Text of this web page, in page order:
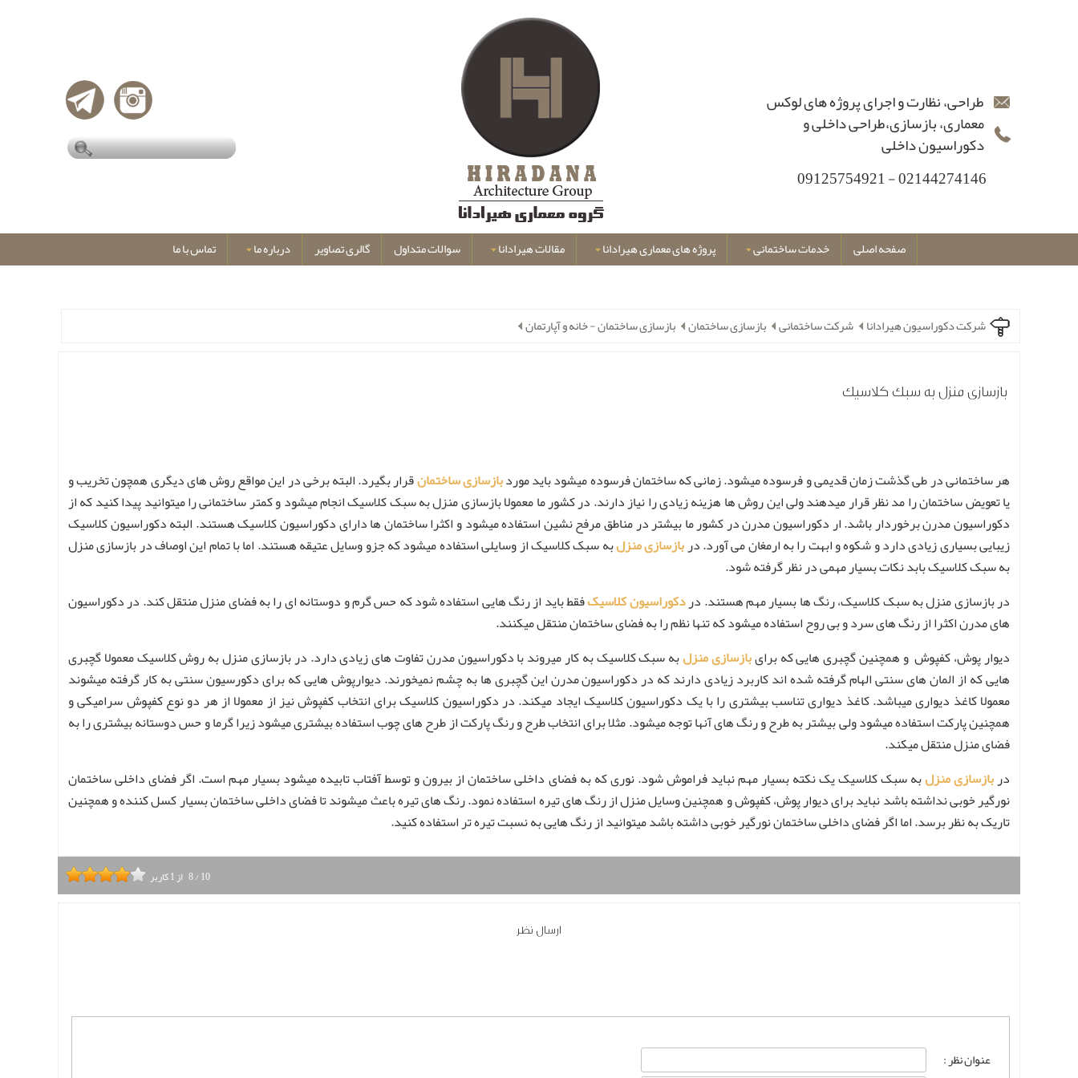
طراحی، نظارت و اجرای پروژه های لوکس
معماری، بازسازی،طراحی داخلی و
دکوراسیون داخلی
02144274146 - 09125754921
صفحه اصلی خدمات ساختمانی پروژه های معماری هیرادانا مقالات هیرادانا سوالات متداول گالری تصاویر درباره ما تماس با ما
شرکت دکوراسیون هیرادانا شرکت ساختمانی بازسازی ساختمان بازسازی ساختمان - خانه و آپارتمان
بازسازی منزل به سبک کلاسیک
هر ساختمانی در طی گذشت زمان قدیمی و فرسوده میشود. زمانی که ساختمان فرسوده میشود باید موردبازسازی ساختمانقرار بگیرد. البته برخی در این مواقع روش های دیگری همچون تخریب و
یا تعویض ساختمان را مد نظر قرار میدهند ولی این روش ها هزینه زیادی را نیاز دارند. در کشور ما معمولا بازسازی منزل به سبک کلاسیک انجام میشود و کمتر ساختمانی را میتوانید پیدا کنید که از
دکوراسیون مدرن برخوردار باشد. ار دکوراسیون مدرن در کشور ما بیشتر در مناطق مرفح نشین استفاده میشود و اکثرا ساختمان ها دارای دکوراسیون کلاسیک هستند. البته دکوراسیون کلاسیک
زیبایی بسیاری زیادی دارد و شکوه و ابهت را به ارمغان می آورد. دربازسازی منزلبه سبک کلاسیک از وسایلی استفاده میشود که جزو وسایل عتیقه هستند. اما با تمام این اوصاف در بازسازی منزل
به سبک کلاسیک بابد نکات بسیار مهمی در نظر گرفته شود.
در بازسازی منزل به سبک کلاسیک،‌ رنگ ها بسیار مهم هستند. دردکوراسیون کلاسیکفقط باید از رنگ هایی استفاده شود که حس گرم و دوستانه ای را به فضای منزل منتقل کند. در دکوراسیون
های مدرن اکثرا از رنگ های سرد و بی روح استفاده میشود که تنها نظم را به فضای ساختمان منتقل میکنند.
دیوار پوش، کفپوش و همچنین گچبری هایی که برایبازسازی منزلبه سبک کلاسیک به کار میروند با دکوراسیون مدرن تفاوت های زیادی دارد. در بازسازی منزل به روش کلاسیک معمولا گچبری
هایی که از المان های سنتی الهام گرفته شده اند کاربرد زیادی دارند که در دکوراسیون مدرن این گچبری ها به چشم نمیخورند. دیوارپوش هایی که برای دکورسیون سنتی به کار گرفته میشوند
معمولا کاغذ دیواری میباشد. کاغذ دیواری تناسب بیشتری را با یک دکوراسیون کلاسیک ایجاد میکند. در دکوراسیون کلاسیک برای انتخاب کفپوش نیز از معمولا از هر دو نوع کفپوش سرامیکی و
همچنین پارکت استفاده میشود ولی بیشتر به طرح و رنگ های آنها توجه میشود. مثلا برای انتخاب طرح و رنگ پارکت از طرح های چوب استفاده بیشتری میشود زیرا گرما و حس دوستانه بیشتری را به
فضای منزل منتقل میکند.
دربازسازی منزلبه سبک کلاسیک یک نکته بسیار مهم نباید فراموش شود. نوری که به فضای داخلی ساختمان از بیرون و توسط آفتاب تابیده میشود بسیار مهم است. اگر فضای داخلی ساختمان
نورگیر خوبی نداشته باشد نباید برای دیوار پوش، کفپوش و همچنین وسایل منزل از رنگ های تیره استفاده نمود. رنگ های تیره باعث میشوند تا فضای داخلی ساختمان بسیار کسل کننده و همچنین
تاریک به نظر برسد. اما اگر فضای داخلی ساختمان نورگیر خوبی داشته باشد میتوانید از رنگ هایی به نسبت تیره تر استفاده کنید.
8/10 از1کاربر
ارسال نظر
عنوان نظر :